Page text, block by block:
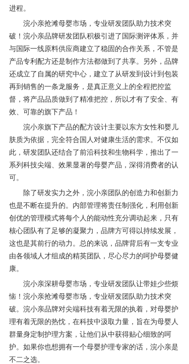
进程。
浣小亲抢滩母婴市场，专业研发团队助力技术突
破！浣小亲品牌研发团队积极引进了国际测评体系，并
与国际一线原料供应商建立了稳固的合作关系，不管是
产品专利配方还是制作方法都做到了共享。另外，品牌
还成立了自属的研究中心，建立了从研发到设计到包装
再到销售的一条龙服务，是真正意义上的全程把控监
督，将产品品质做到了精准把控，所以才有了安全、有
效、可靠的旗下产品！
浣小亲旗下产品的配方设计主要以东方女性和婴儿
肤质为依据，完全符合国人对健康生活的需求。不仅如
此，研发团队还结合了前沿科技和生物科学，推出了一
系列科技尖端、效果显著的母婴产品，深得消费者的认
可。
除了研发实力之外，浣小亲团队的创造力和创新力
也是不断在提升的。内部管理将责任制强化，利用创新
创优的管理模式将每个人的能动性充分调动起来，只有
核心团队有了足够的凝聚力，品牌方可得以持续发展，
这也是其前行的动力。总的来说，品牌背后有一支专业
由各领域人才组成的精英团队，尽心尽力的呵护母婴健
康。
浣小亲深耕母婴市场，专业研发团队让带娃少些烦
恼！浣小亲抢滩母婴市场，专业研发团队助力技术突
破。浣小亲品牌对尖端科技有着无限的执着，对母婴护
理有着无限的热忱，在科技中汲取力量，旨在为母婴人
群量身定制护理方案，让他们从中获得贴心细致的呵
护。如果你也想拥有一个母婴护理专家的话，浣小亲是
不二之选。